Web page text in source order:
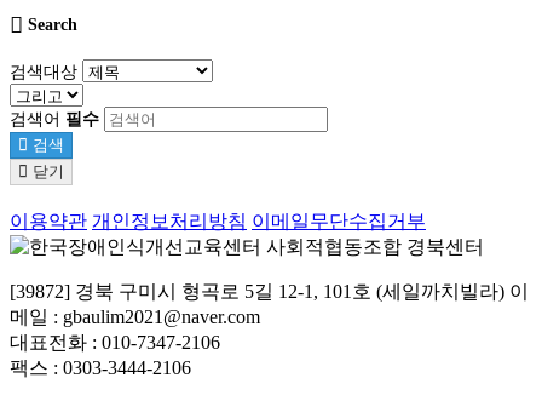
Search
검색대상
검색어 필수
검색
닫기
이용약관 개인정보처리방침 이메일무단수집거부
[39872] 경북 구미시 형곡로 5길 12-1, 101호 (세일까치빌라) 이
메일 : gbaulim2021@naver.com
대표전화 : 010-7347-2106
팩스 : 0303-3444-2106